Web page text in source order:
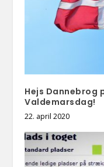
Hejs
Valdemarsdag!
22. april 2020